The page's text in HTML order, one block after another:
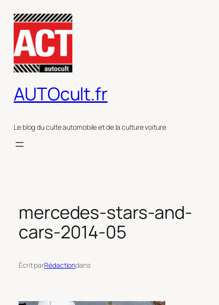
contenu
AUTOcult.fr
Le blog du culte automobile et de la culture voiture
mercedes-stars-and-
cars-2014-05
Écrit parRédactiondans